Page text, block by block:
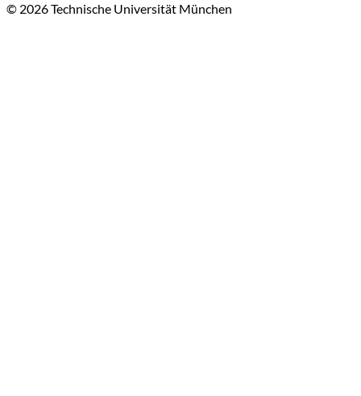
© 2026 Technische Universität München